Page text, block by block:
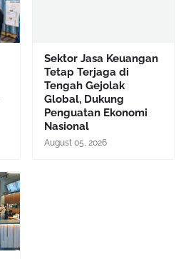
Sektor Jasa Keuangan
Tetap Terjaga di
Tengah Gejolak
Global, Dukung
Penguatan Ekonomi
Nasional
August 05, 2026